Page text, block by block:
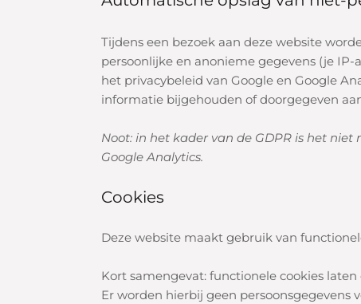
Tijdens een bezoek aan deze website
persoonlijke en anonieme gegevens (je IP-
het privacybeleid van Google en Google
informatie bijgehouden of doorgegeven
Noot: in het kader van de GDPR is het
Google Analytics.
Cookies
Deze website maakt gebruik van
Kort samengevat: functionele cookies
Er worden hierbij geen